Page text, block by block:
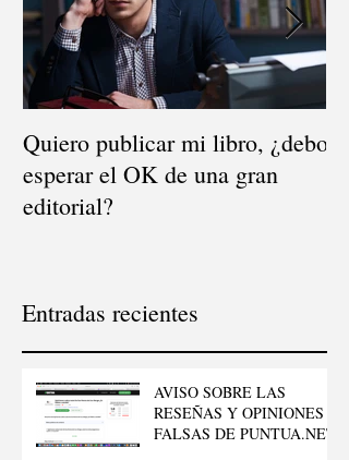
Quiero publicar mi libro, ¿debo
esperar el OK de una gran
editorial?
Entradas recientes
AVISO SOBRE LAS
RESEÑAS Y OPINIONES
FALSAS DE PUNTUA.NET